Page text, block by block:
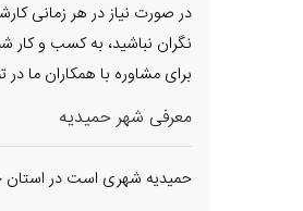
در صورت نیاز در هر زمانی
نگران نباشید، به کسب و کار
برای مشاوره با همکاران ما
معرفی شهر حمیدیه
حمیدیه شهری است در استان خوزستان